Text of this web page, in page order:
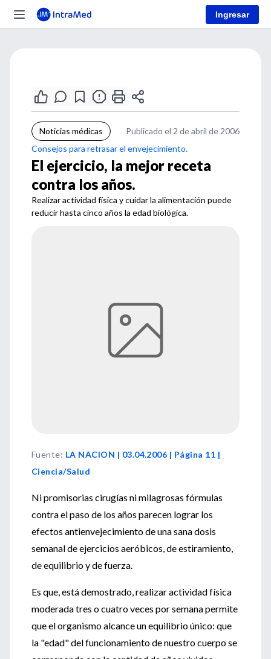
Ingresar
Noticias médicas
Publicado el 2 de abril de 2006
Consejos para retrasar el envejecimiento.
El ejercicio, la mejor receta
contra los años.
Realizar actividad física y cuidar la alimentación puede
reducir hasta cinco años la edad biológica.
Fuente: LA NACION | 03.04.2006 | Página 11 |
Ciencia/Salud
Ni promisorias cirugías ni milagrosas fórmulas
contra el paso de los años parecen lograr los
efectos antienvejecimiento de una sana dosis
semanal de ejercicios aeróbicos, de estiramiento,
de equilibrio y de fuerza.
Es que, está demostrado, realizar actividad física
moderada tres o cuatro veces por semana permite
que el organismo alcance un equilibrio único: que
la "edad" del funcionamiento de nuestro cuerpo se